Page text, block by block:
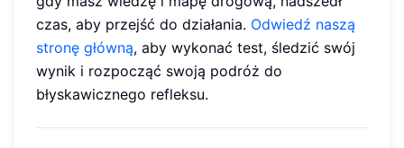
czas, aby przejść do działania. Odwiedź naszą
stronę główną, aby wykonać test, śledzić swój
wynik i rozpocząć swoją podróż do
błyskawicznego refleksu.